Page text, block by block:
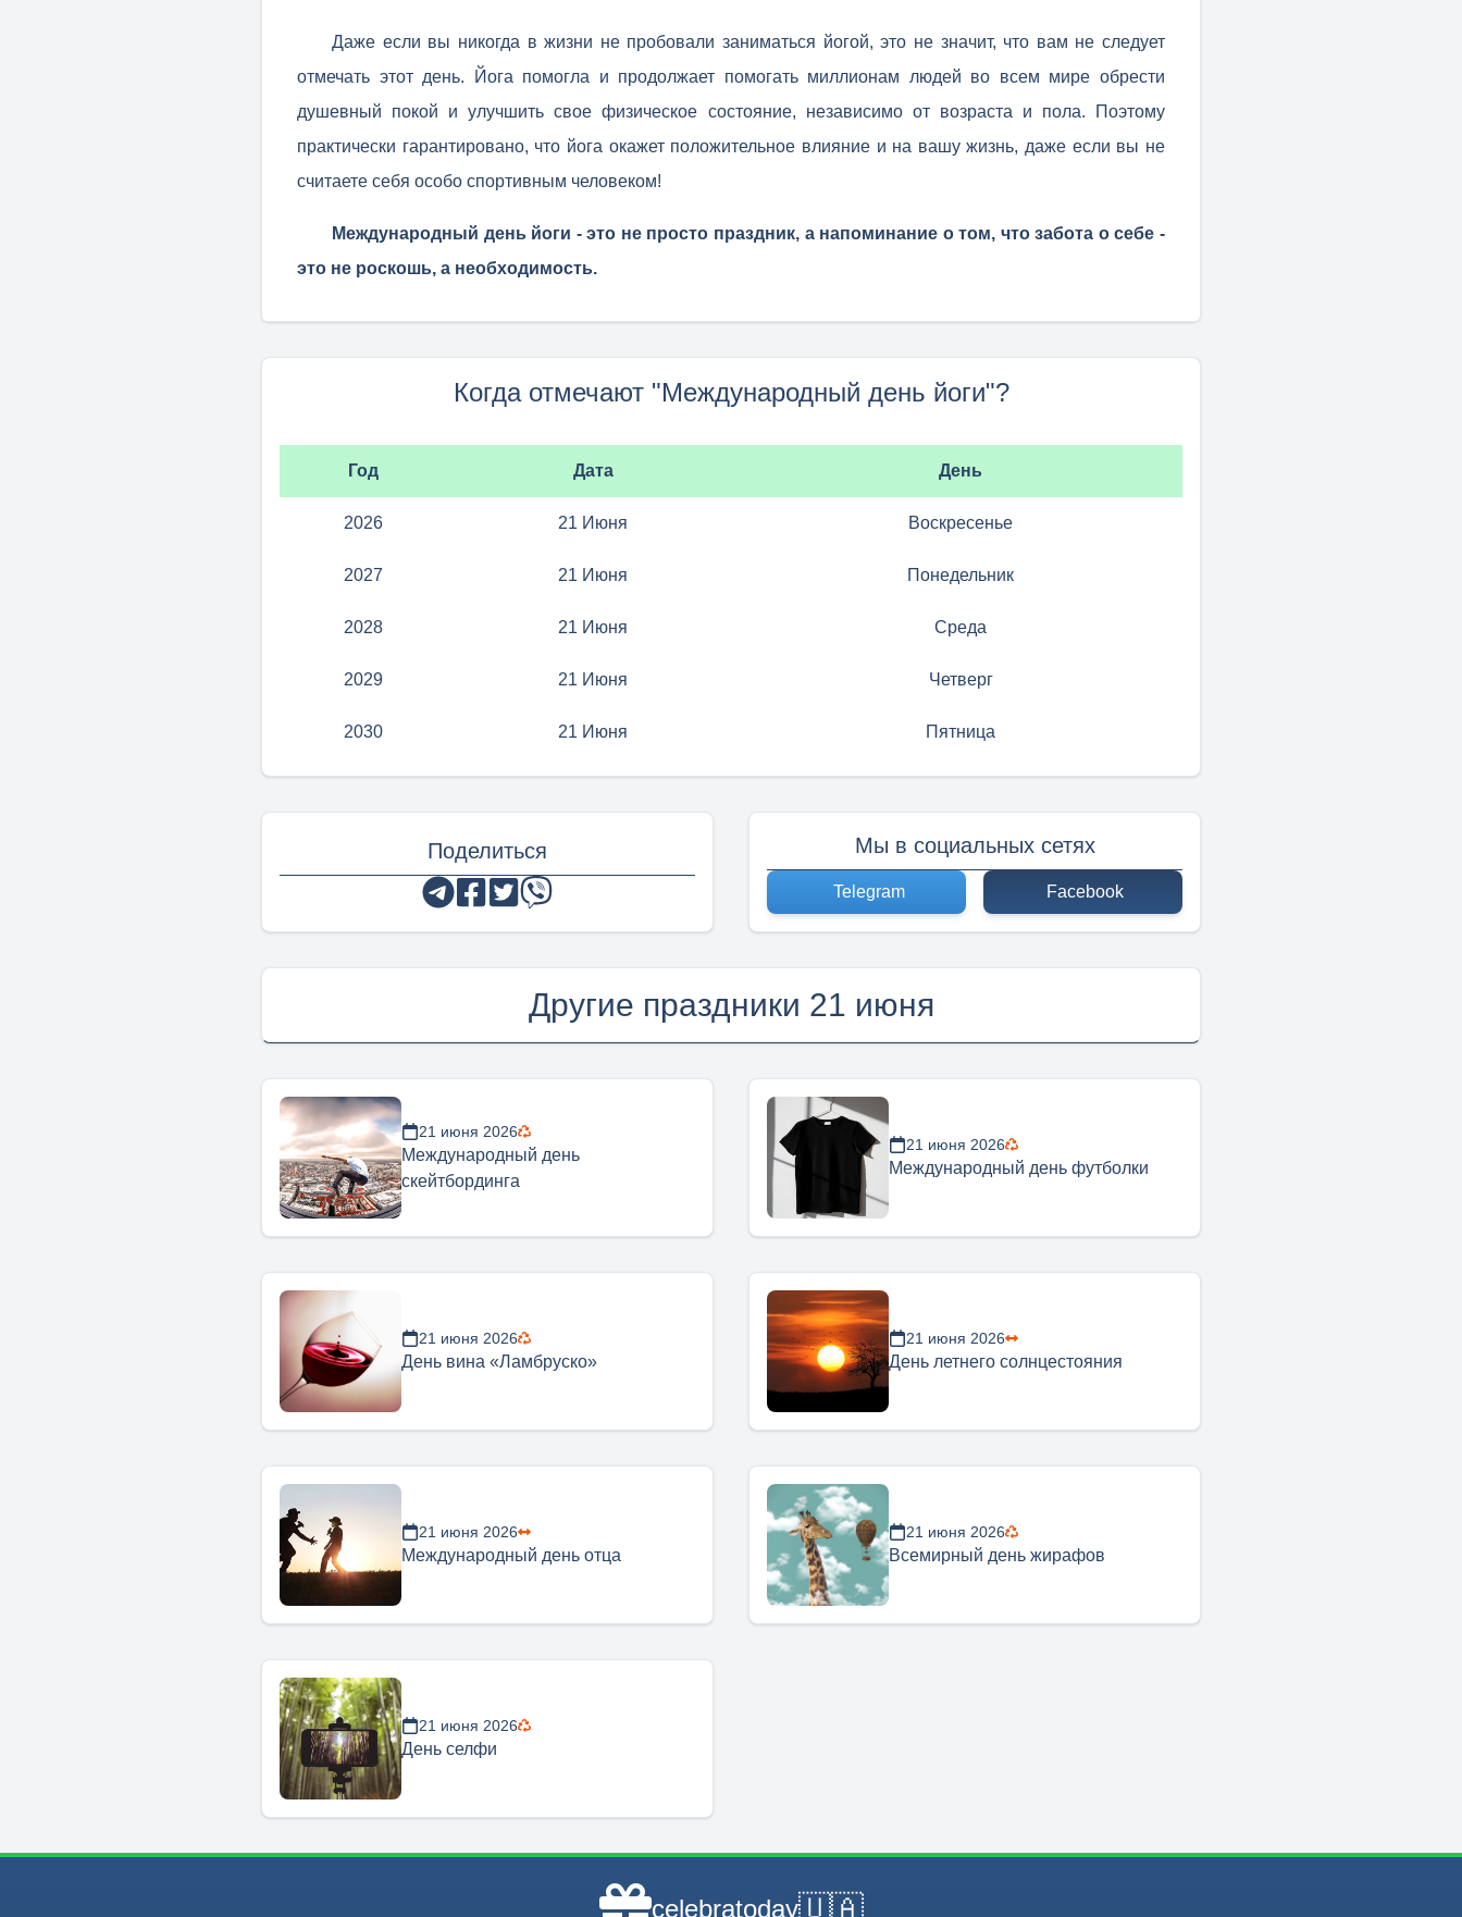
Даже если вы никогда в жизни не пробовали заниматься йогой, это не значит, что вам не следует
отмечать этот день. Йога помогла и продолжает помогать миллионам людей во всем мире обрести
душевный покой и улучшить свое физическое состояние, независимо от возраста и пола. Поэтому
практически гарантировано, что йога окажет положительное влияние и на вашу жизнь, даже если вы не
считаете себя особо спортивным человеком!
Международный день йоги - это не просто праздник, а напоминание о том, что забота о себе -
это не роскошь, а необходимость.
Когда отмечают "Международный день йоги"?
Год Дата День
2026 21 Июня Воскресенье
2027 21 Июня Понедельник
2028 21 Июня Среда
2029 21 Июня Четверг
2030 21 Июня Пятница
Поделиться Мы в социальных сетях
Telegram Facebook
Другие праздники 21 июня
21 июня 2026
Международный день
скейтбординга
21 июня 2026
Международный день футболки
21 июня 2026
День вина «Ламбруско»
21 июня 2026
День летнего солнцестояния
21 июня 2026
Международный день отца
21 июня 2026
Всемирный день жирафов
21 июня 2026
День селфи
celebratoday🇺🇦